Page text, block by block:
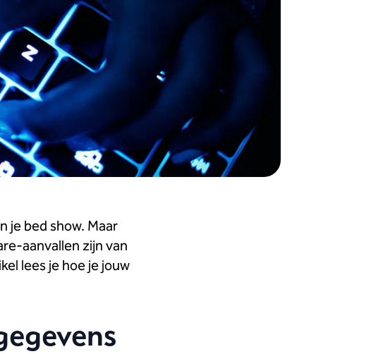
je bed show. Maar
aanvallen zijn van
lees je hoe je jouw